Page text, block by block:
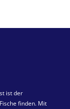
ist der
finden. Mit